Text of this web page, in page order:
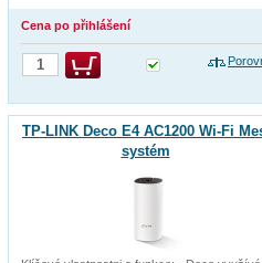
Cena po přihlášení
TP-LINK Deco E4 AC1200 Wi-Fi
systém